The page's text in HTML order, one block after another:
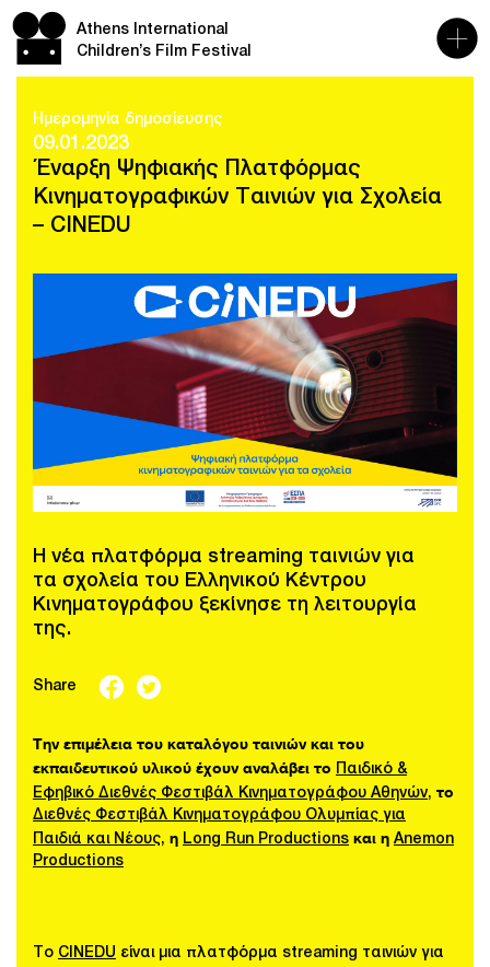
Athens International
Children’s Film Festival
Έναρξη Ψηφιακής Πλατφόρμας
Κινηματογραφικών Ταινιών για Σχολεία
– CINEDU
Ημερομηνία δημοσίευσης
09.01.2023
Η νέα πλατφόρμα streaming ταινιών για
τα σχολεία του Ελληνικού Κέντρου
Κινηματογράφου ξεκίνησε τη λειτουργία
της.
Share
Την επιμέλεια του καταλόγου ταινιών και του
εκπαιδευτικού υλικού έχουν αναλάβει το
Παιδικό &
Εφηβικό Διεθνές Φεστιβάλ Κινηματογράφου Αθηνών, το
Διεθνές Φεστιβάλ Κινηματογράφου Ολυμπίας για
Παιδιά και Νέους, η Long Run Productions και η Anemon
Productions
Το CINEDU είναι μια πλατφόρμα streaming ταινιών για